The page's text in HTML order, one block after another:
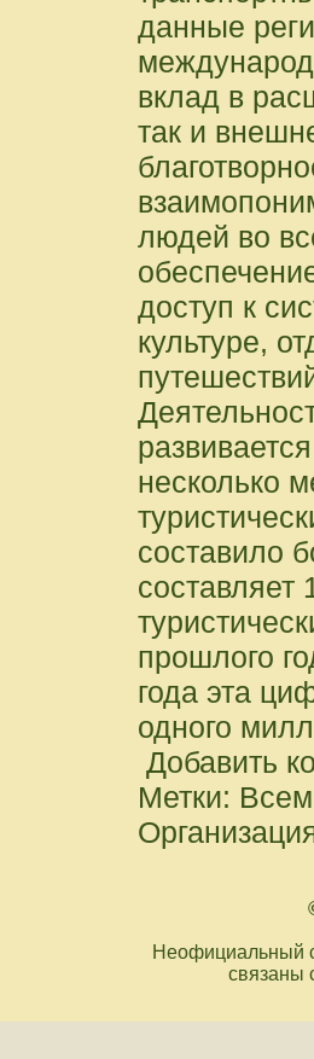
данные
вклад в
так и
людей во
доступ к
культуре,
несколько
составило
составляет
прошлого
года эта
одного
Добавить
Метки:
Неофициальный
связаны